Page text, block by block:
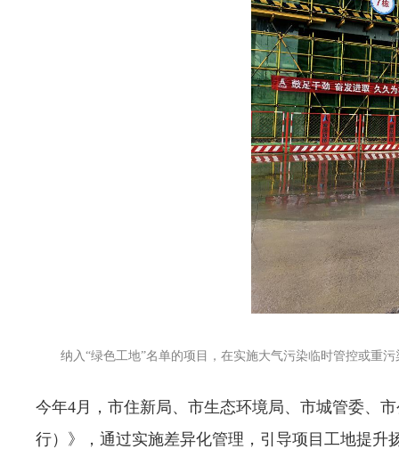
纳入“绿色工地”名单的项目，在实施大气污染临时管控或重
今年4月，市住新局、市生态环境局、市城管委、
行）》，通过实施差异化管理，引导项目工地提